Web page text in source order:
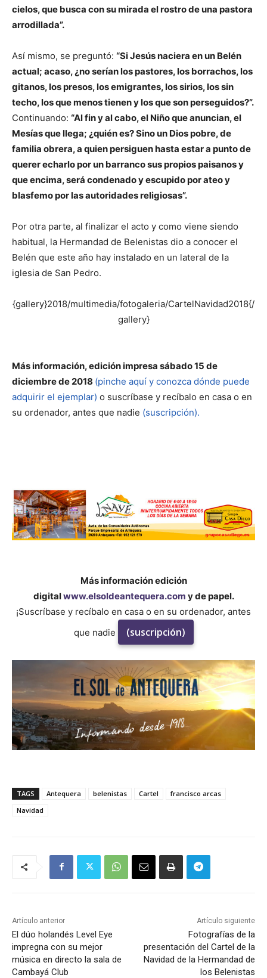
cielos, que busca con su mirada el rostro de una pastora
arrodillada”.
Así mismo, se preguntó: “Si Jesús naciera en un Belén
actual; acaso, ¿no serían los pastores, los borrachos, los
gitanos, los presos, los emigrantes, los sirios, los sin
techo, los que menos tienen y los que son perseguidos?”.
Continuando: “Al fin y al cabo, el Niño que anuncian, el
Mesías que llega; ¿quién es? Sino un Dios pobre, de
familia obrera, a quien persiguen hasta estar a punto de
querer echarlo por un barranco sus propios paisanos y
que encima, será condenado y escupido por ateo y
blasfemo por las autoridades religiosas”.
Por otra parte, al finalizar el acto y como viene siendo
habitual, la Hermandad de Belenistas dio a conocer el
Belén que este año hay instalado en un lateral de la
iglesia de San Pedro.
{gallery}2018/multimedia/fotogaleria/CartelNavidad2018{/
gallery}
Más información, edición impresa sábado 15 de
diciembre de 2018 (pinche aquí y conozca dónde puede
adquirir el ejemplar) o suscríbase y recíbalo en casa o en
su ordenador, antes que nadie (suscripción).
Más información edición
digitalwww.elsoldeantequera.com y de papel.
¡Suscríbase y recíbalo en casa o en su ordenador, antes
que nadie
(suscripción)
TAGS Antequera belenistas Cartel
francisco arcas
Navidad
Artículo anterior
El dúo holandés Level Eye
impregna con su mejor
música en directo la sala de
Cambayá Club
Artículo siguiente
Fotografías de la
presentación del Cartel de la
Navidad de la Hermandad de
los Belenistas